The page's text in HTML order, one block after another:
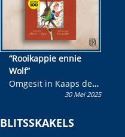
“Rooikappie ennie
Wolf”
Omgesit in Kaaps deur
Olivia M. Coetzee30 Mei 2025
BLITSSKAKELS